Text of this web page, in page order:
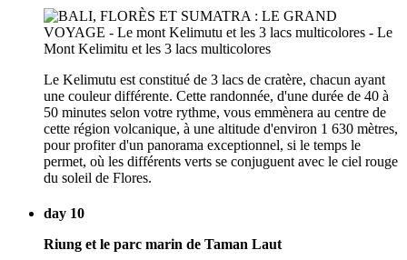
Le Kelimutu est constitué de 3 lacs de cratère, chacun ayant
une couleur différente. Cette randonnée, d'une durée de 40 à
50 minutes selon votre rythme, vous emmènera au centre de
cette région volcanique, à une altitude d'environ 1 630 mètres,
pour profiter d'un panorama exceptionnel, si le temps le
permet, où les différents verts se conjuguent avec le ciel rouge
du soleil de Flores.
day 10
Riung et le parc marin de Taman Laut